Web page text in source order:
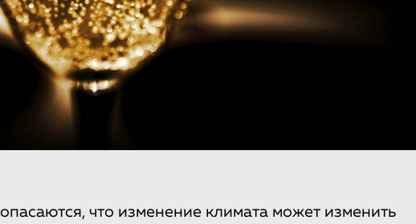
что изменение климата может изменить